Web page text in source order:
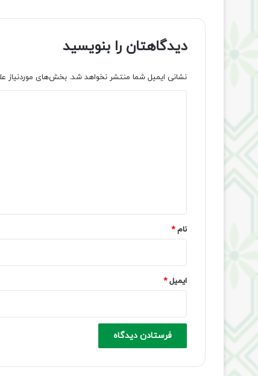
دیدگاهتان را بنویسید
نشانی ایمیل شما منتشر نخواهد شد. بخش‌های موردنیاز
نام*
ایمیل*